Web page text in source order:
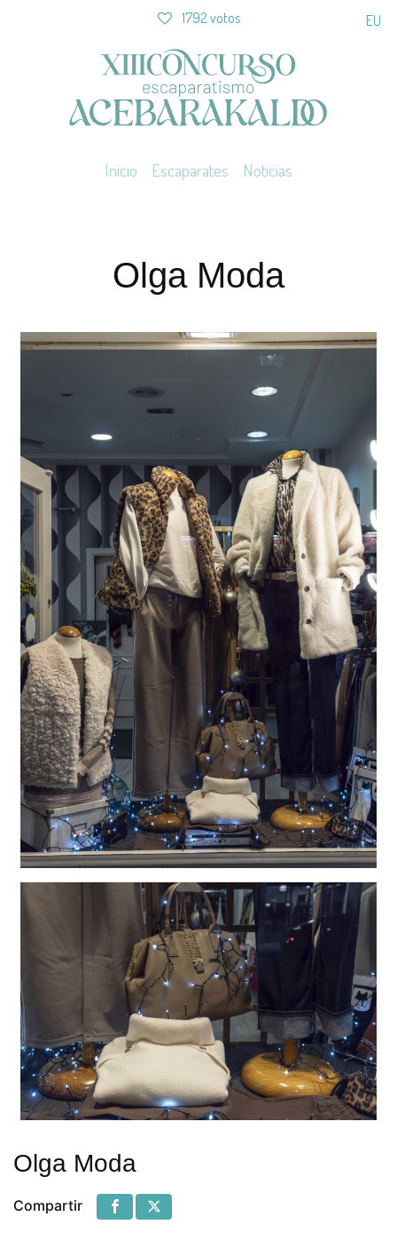
1792 votos EU
Inicio Escaparates Noticias
Olga Moda
Olga Moda
Compartir